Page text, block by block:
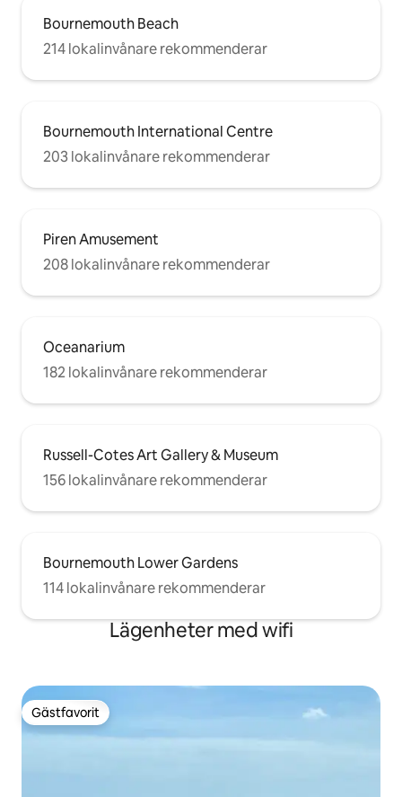
Bournemouth Beach
214 lokalinvånare rekommenderar
Bournemouth International Centre
203 lokalinvånare rekommenderar
Piren Amusement
208 lokalinvånare rekommenderar
Oceanarium
182 lokalinvånare rekommenderar
Russell-Cotes Art Gallery & Museum
156 lokalinvånare rekommenderar
Bournemouth Lower Gardens
114 lokalinvånare rekommenderar
Lägenheter med wifi
Gästfavorit
Gästfavorit